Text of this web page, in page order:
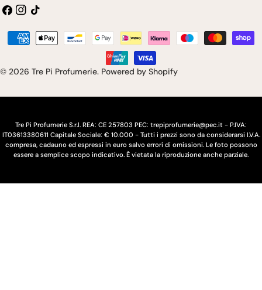
i
n
u
a
e
s
e
e
g
o
Facebook
Instagram
Tic
© 2026 Tre Pi Profumerie. Powered by Shopify
Modalità
Tre Pi Profumerie S.r.l. REA: CE 257803 PEC: trepiprofumerie@pec.it - P.IVA:
IT03613380611 Capitale Sociale: € 10.000 - Tutti i prezzi sono da considerarsi I.V.A.
compresa, cadauno ed espressi in euro salvo errori di omissioni. Le foto possono
essere a semplice scopo indicativo. È vietata la riproduzione anche parziale.